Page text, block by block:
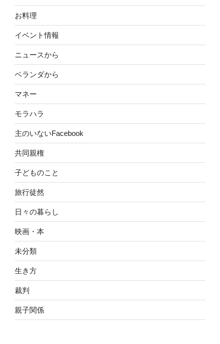
お料理
イベント情報
ニュースから
ベランダから
マネー
モラハラ
主のいないFacebook
共同親権
子どものこと
旅行徒然
日々の暮らし
映画・本
未分類
生き方
裁判
親子関係